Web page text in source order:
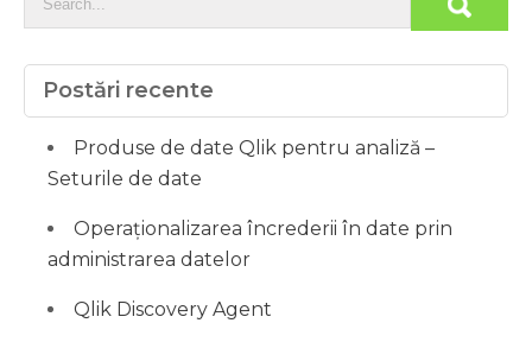
Postări recente
Produse de date Qlik pentru analiză –
Seturile de date
Operaționalizarea încrederii în date prin
administrarea datelor
Qlik Discovery Agent